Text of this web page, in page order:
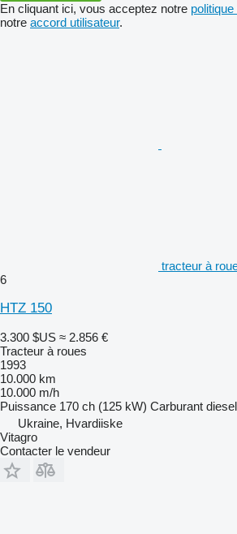
En cliquant ici, vous acceptez notre
notre accord utilisateur.
tracteur à
6
HTZ 150
3.300 $US ≈ 2.856 €
Tracteur à roues
1993
10.000 km
10.000 m/h
Puissance 170 ch (125 kW) Carburant diesel
Ukraine, Hvardiiske
Vitagro
Contacter le vendeur